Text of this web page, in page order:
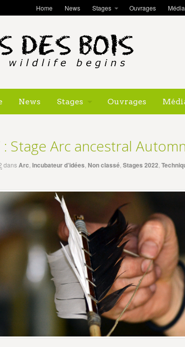
Home News Stages Ouvrages
News Stages Ouvrages
: Stage Arc ancestral
dansArc Incubateur d’idées Non classé Stages 2022